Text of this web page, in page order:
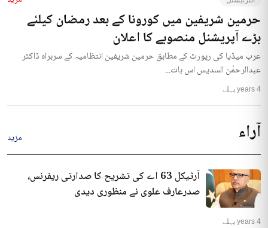
حرمین شریفین میں کورونا کے بعد رمضان کیلئے
بڑے آپریشنل منصوبے کا اعلان
عرب میڈیا کی رپورٹ کے مطابق حرمین شریفین انتظامیہ کے سربراہ ڈاکٹر
عبدالرحمٰن السدیس اس بات...
4 years پہلے
آراء مزید
آرٹیکل 63 اے کی تشریح کا صدارتی ریفرنس،
صدرعارف علوی نے منظوری دیدی
4 years پہلے